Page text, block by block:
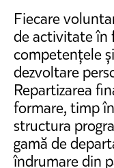
Fiecare
de activitate în
competențele
dezvoltare
Repartizarea
formare, timp
structura
gamă de
îndrumare din